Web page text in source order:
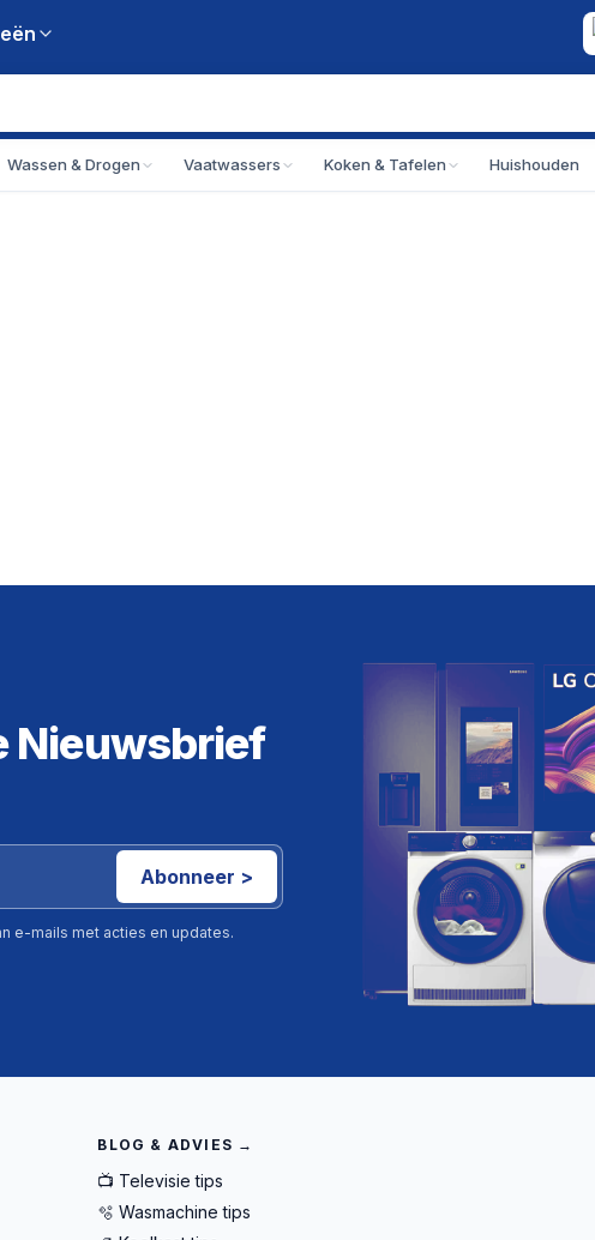
Wassen & Drogen Vaatwassers Koken & Tafelen Huishouden
Nieuwsbrief
Abonneer >
e-mails met acties en updates.
BLOG & ADVIES →
📺 Televisie tips
🫧 Wasmachine tips